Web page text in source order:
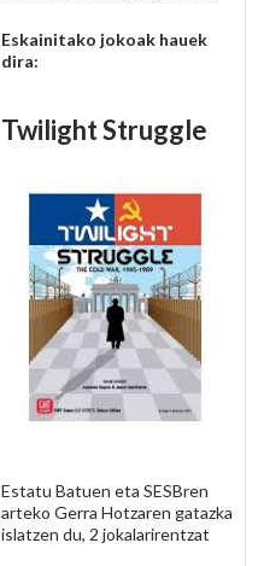
Eskainitako jokoak hauek
dira:
Twilight Struggle
Estatu Batuen eta SESBren
arteko Gerra Hotzaren gatazka
islatzen du, 2 jokalarirentzat